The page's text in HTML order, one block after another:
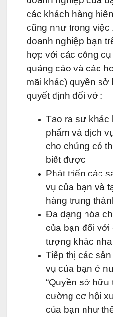
các khách hàng
cũng như trong việc
doanh nghiệp bạn
hợp với các công
quảng cáo và các
mãi khác) quyền sở
quyết định đối với:
Tạo ra sự khác
phẩm và dịch
cho chúng có
biết được
Phát triển các
vụ của bạn và
hàng trung
Đa dạng hóa
của bạn đối với
tượng khác
Tiếp thị các
vụ của bạn ở
“Quyền sở hữu
cường cơ hội
của bạn như